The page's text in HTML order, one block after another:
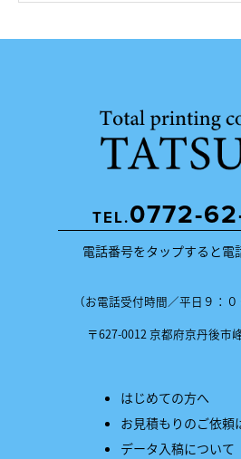
TEL.0772-
電話番号をタップすると電
（お電話受付時間／平日９：０
〒627-0012 京都府京丹後市
はじめての方へ
お見積もりのご依頼
データ入稿について